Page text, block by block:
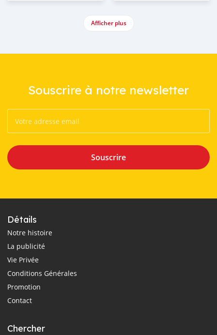
Afficher plus
Souscrire à notre newsletter
Souscrire
Détails
Notre histoire
La publicité
Vie Privée
Conditions Générales
Promotion
Contact
Chercher